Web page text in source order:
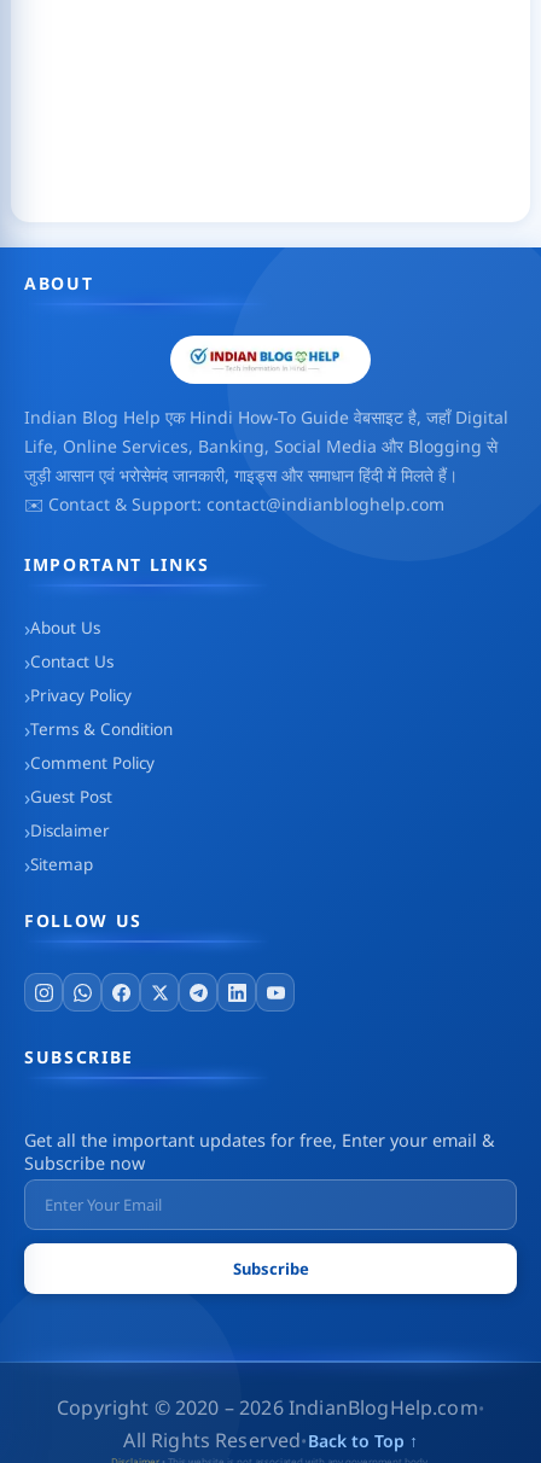
ABOUT
Indian Blog Help एक Hindi How-To Guide वेबसाइट है, जहाँ Digital
Life, Online Services, Banking, Social Media और Blogging से
जुड़ी आसान एवं भरोसेमंद जानकारी, गाइड्स और समाधान हिंदी में मिलते हैं।
✉️ Contact & Support: contact@indianbloghelp.com
IMPORTANT LINKS
About Us
Contact Us
Privacy Policy
Terms & Condition
Comment Policy
Guest Post
Disclaimer
Sitemap
FOLLOW US
SUBSCRIBE
Get all the important updates for free, Enter your email &
Subscribe now
Copyright © 2020 – 2026 IndianBlogHelp.com•
All Rights Reserved•Back to Top ↑